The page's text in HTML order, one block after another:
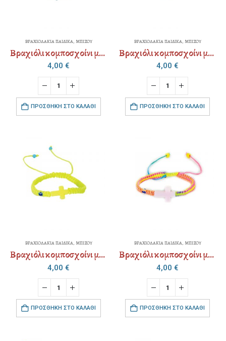
ΒΡΑΧΙΟΛΑΚΙΑ ΠΑΙΔΙΚΑ, ΜΠΙΖΟΥ
Βραχιόλι κομποσχοίνι με αυξομείωση
4,00 €
ΠΡΟΣΘΉΚΗ ΣΤΟ ΚΑΛΆΘΙ
ΒΡΑΧΙΟΛΑΚΙΑ ΠΑΙΔΙΚΑ, ΜΠΙΖΟΥ
Βραχιόλι κομποσχοίνι με αυξομείωση
4,00 €
ΠΡΟΣΘΉΚΗ ΣΤΟ ΚΑΛΆΘΙ
ΒΡΑΧΙΟΛΑΚΙΑ ΠΑΙΔΙΚΑ, ΜΠΙΖΟΥ
Βραχιόλι κομποσχοίνι με αυξομείωση
4,00 €
ΠΡΟΣΘΉΚΗ ΣΤΟ ΚΑΛΆΘΙ
ΒΡΑΧΙΟΛΑΚΙΑ ΠΑΙΔΙΚΑ, ΜΠΙΖΟΥ
Βραχιόλι κομποσχοίνι με αυξομείωση
4,00 €
ΠΡΟΣΘΉΚΗ ΣΤΟ ΚΑΛΆΘΙ